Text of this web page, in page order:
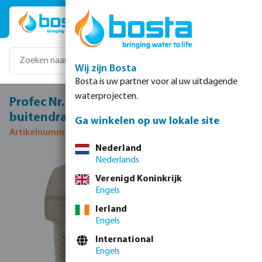
Ga naar de hoofdinhoud
Profec Nr. 241 Verloopring RVS 316 2" x 1"
buitendraad x binnendraad 16bar
Artikelnummer 0080100
Afbeeldingengalerij overslaan
Wij zijn Bosta
Bosta is uw partner voor al uw uitdagende
waterprojecten.
Ga winkelen op uw lokale site
Nederland
Nederlands
Verenigd Koninkrijk
Engels
Ierland
Engels
International
Engels